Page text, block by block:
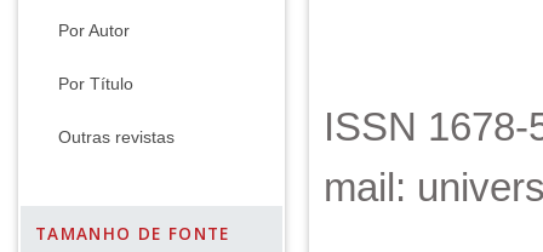
Por Autor
Por Título
Outras revistas
TAMANHO DE FONTE
ISSN
mail: